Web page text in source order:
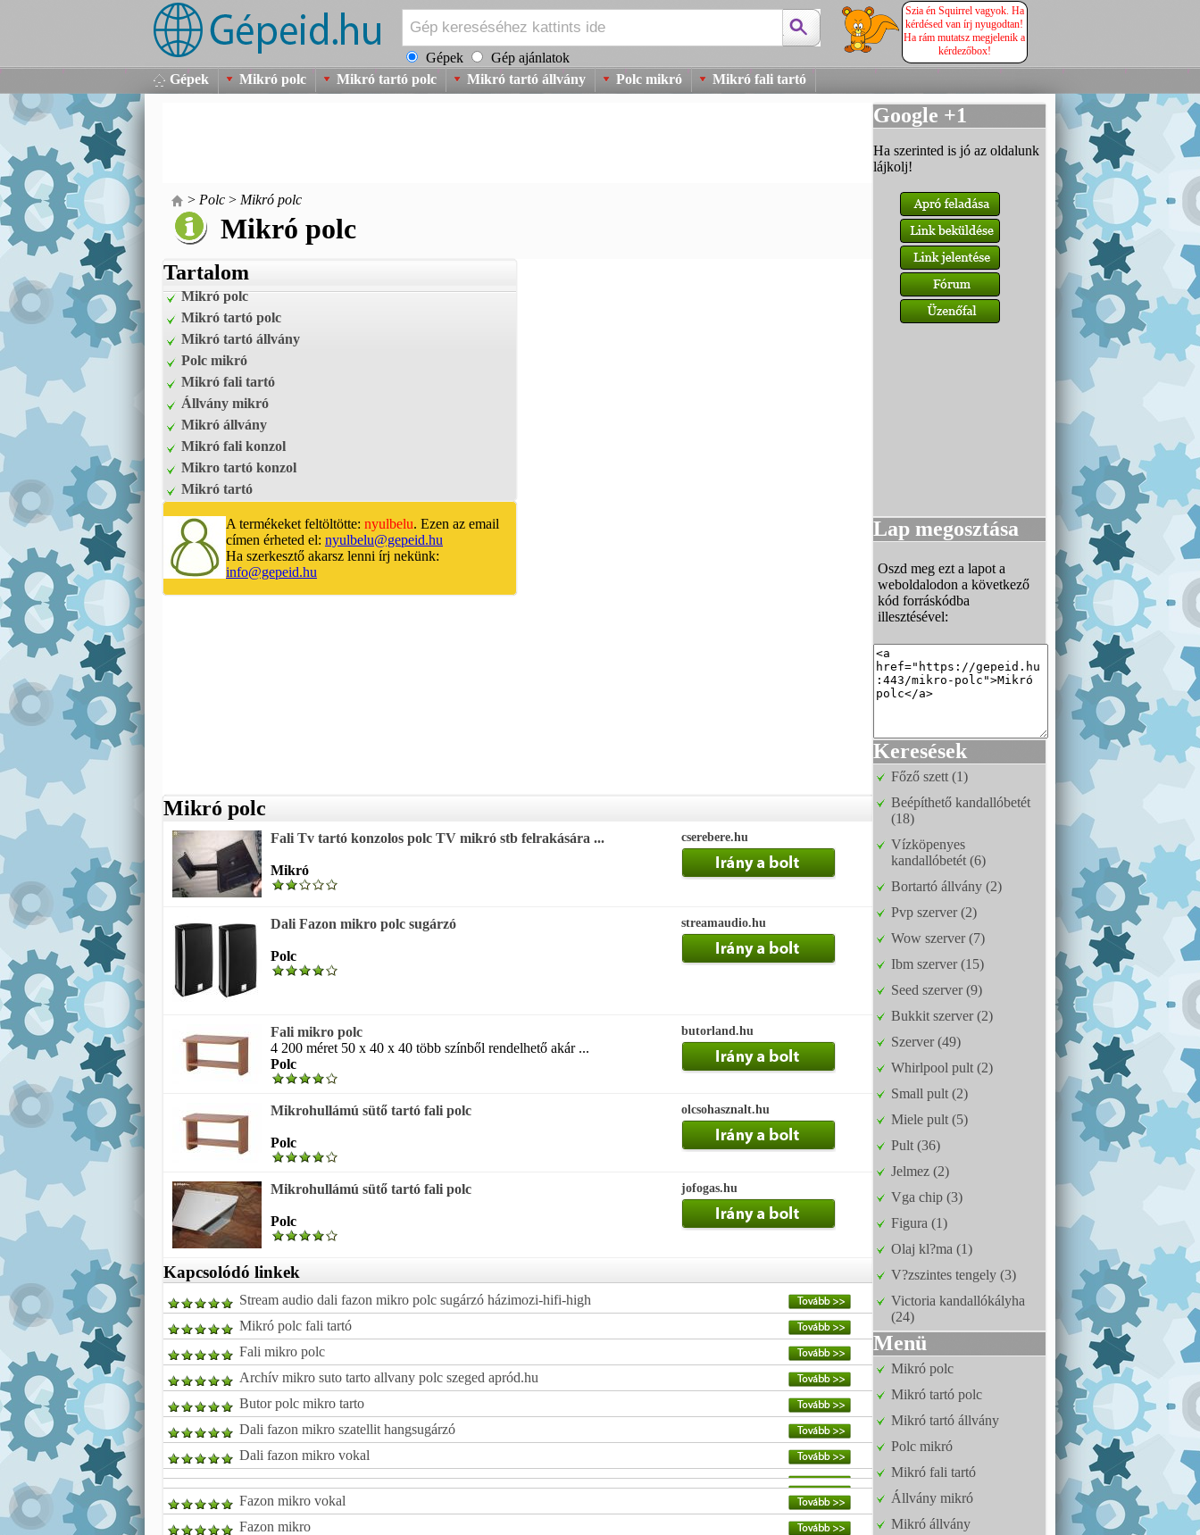
Gépek Gép ajánlatok
Szia én Squirrel vagyok. Ha
kérdésed van írj nyugodtan!
Ha rám mutatsz megjelenik a
kérdezőbox!
Gépek Mikró polc Mikró tartó polc Mikró tartó állvány Polc mikró Mikró fali tartó
> Polc > Mikró polc
Mikró polc
Tartalom
Mikró polc
Mikró tartó polc
Mikró tartó állvány
Polc mikró
Mikró fali tartó
Állvány mikró
Mikró állvány
Mikró fali konzol
Mikro tartó konzol
Mikró tartó
A termékeket feltöltötte: nyulbelu. Ezen az email
címen érheted el: nyulbelu@gepeid.hu
Ha szerkesztő akarsz lenni írj nekünk:
info@gepeid.hu
Mikró polc
Fali Tv tartó konzolos polc TV mikró stb felrakására ...
Mikró
cserebere.hu
Dali Fazon mikro polc sugárzó
Polc
streamaudio.hu
Fali mikro polc
4 200 méret 50 x 40 x 40 több színből rendelhető akár ...
Polc
butorland.hu
Mikrohullámú sütő tartó fali polc
Polc
olcsohasznalt.hu
Mikrohullámú sütő tartó fali polc
Polc
jofogas.hu
Kapcsolódó linkek
Stream audio dali fazon mikro polc sugárzó házimozi-hifi-high
Mikró polc fali tartó
Fali mikro polc
Archív mikro suto tarto allvany polc szeged apród.hu
Butor polc mikro tarto
Dali fazon mikro szatellit hangsugárzó
Dali fazon mikro vokal
Fazon mikro vokal
Fazon mikro
Google +1
Ha szerinted is jó az oldalunk
lájkolj!
Lap megosztása
Oszd meg ezt a lapot a
weboldalodon a következő
kód forráskódba
illesztésével:
Keresések
Főző szett (1)
Beépíthető kandallóbetét
(18)
Vízköpenyes
kandallóbetét (6)
Bortartó állvány (2)
Pvp szerver (2)
Wow szerver (7)
Ibm szerver (15)
Seed szerver (9)
Bukkit szerver (2)
Szerver (49)
Whirlpool pult (2)
Small pult (2)
Miele pult (5)
Pult (36)
Jelmez (2)
Vga chip (3)
Figura (1)
Olaj kl?ma (1)
V?zszintes tengely (3)
Victoria kandallókályha
(24)
Menü
Mikró polc
Mikró tartó polc
Mikró tartó állvány
Polc mikró
Mikró fali tartó
Állvány mikró
Mikró állvány